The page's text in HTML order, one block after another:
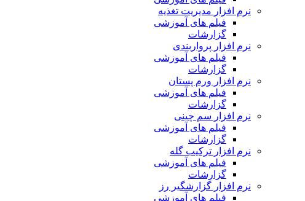
نرم افزار مدیریت تغذیه
فیلم های آموزشی
گزارشات
نرم افزار پرواربندی
فیلم های آموزشی
گزارشات
نرم افزار ورم پستان
فیلم های آموزشی
گزارشات
نرم افزار سم چینی
فیلم های آموزشی
گزارشات
نرم افزار ترکیب گله
فیلم های آموزشی
گزارشات
نرم افزار گزارشگیر رز
فیلم های آموزشی